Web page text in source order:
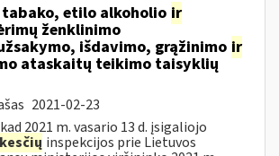
etilo alkoholio ir
ženklinimo
išdavimo, grąžinimo ir
ataskaitų teikimo taisyklių
2021-02-23
2021 m. vasario 13 d. įsigaliojo
inspekcijos prie Lietuvos